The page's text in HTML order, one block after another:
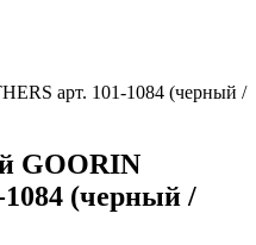
арт. 101-1084 (черный /
GOORIN
1084 (черный /